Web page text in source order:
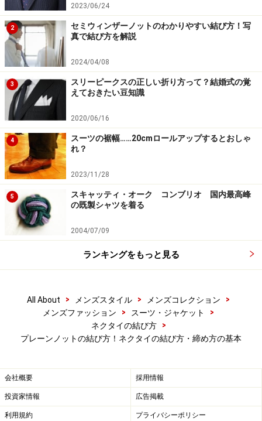
手順7
大剣を引きながらディンプルを作り、ノットの形を整え
ます。ここで大剣を引きすぎると、ノットのサイズが小
さくなってしまうので注意。
プレーンノットの完成！
完成形
小剣を引いてノットを納めます。ノットは左右対称の二
2023/06/24
2
セミウィンザーノットのわかりやすい結び方！写
真で結び方を解説
2024/04/08
3
スリーピークスの正しい折り方って？結婚式の覚
えておきたい豆知識
2020/06/16
4
スーツの裾幅……20cmロールアップするとおしゃ
れ？
2023/11/28
5
スキャッティ・オーク コンブリオ 国内最高峰
の既製シャツを着る
2004/07/09
ランキングをもっと見る
All About > メンズスタイル > メンズコレクション
>
メンズファッション
> スーツ・ジャケット
>
ネクタイの結び方
>
プレーンノットの結び方！ネクタイの結び方・締め方の基本
会社概要 採用情報
投資家情報 広告掲載
利用規約 プライバシーポリシー